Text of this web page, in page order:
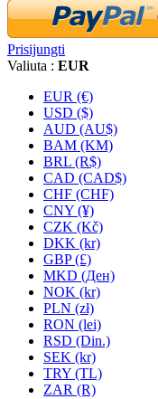
Prisijungti
Valiuta : EUR
EUR (€)
USD ($)
AUD (AU$)
BAM (KM)
BRL (R$)
CAD (CAD$)
CHF (CHF)
CNY (¥)
CZK (Kč)
DKK (kr)
GBP (£)
MKD (Ден)
NOK (kr)
PLN (zł)
RON (lei)
RSD (Din.)
SEK (kr)
TRY (TL)
ZAR (R)